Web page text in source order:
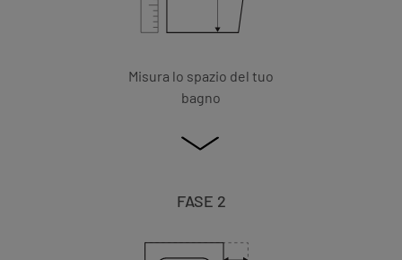
Misura lo spazio del tuo
bagno
FASE 2